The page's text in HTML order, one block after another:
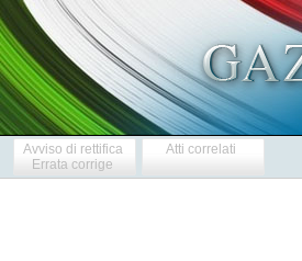
Avviso di rettifica
Errata corrige
Atti correlati